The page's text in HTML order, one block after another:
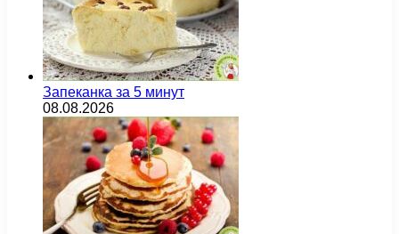
Запеканка за 5 минут
08.08.2026